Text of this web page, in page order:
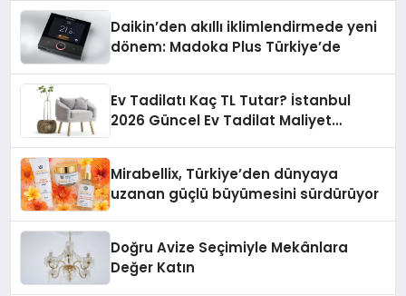
Daikin’den akıllı iklimlendirmede yeni
dönem: Madoka Plus Türkiye’de
Ev Tadilatı Kaç TL Tutar? İstanbul
2026 Güncel Ev Tadilat Maliyet
Mirabellix, Türkiye’den dünyaya
uzanan güçlü büyümesini sürdürüyor
Doğru Avize Seçimiyle Mekânlara
Değer Katın